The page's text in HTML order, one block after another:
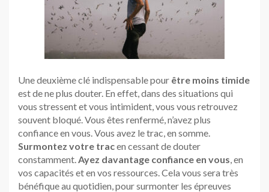
Une deuxième clé indispensable pour être moins timide
est de ne plus douter. En effet, dans des situations qui
vous stressent et vous intimident, vous vous retrouvez
souvent bloqué. Vous êtes renfermé, n’avez plus
confiance en vous. Vous avez le trac, en somme.
Surmontez votre tracen cessant de douter
constamment. Ayez davantage confiance en vous , en
vos capacités et en vos ressources. Cela vous sera très
bénéfique au quotidien, pour surmonter les épreuves